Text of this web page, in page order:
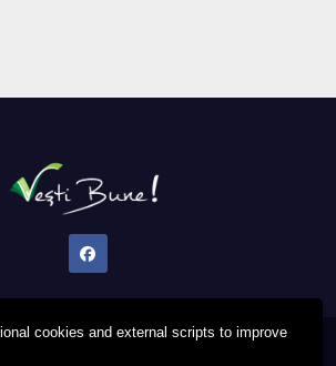
cookies and external scripts to improve
WordPress